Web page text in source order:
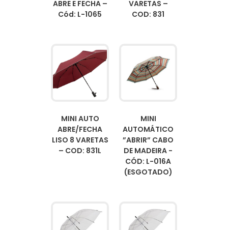
ABRE E FECHA –
Cód: L-1065
VARETAS –
COD: 831
MINI AUTO
ABRE/FECHA
LISO 8 VARETAS
– COD: 831L
MINI
AUTOMÁTICO
”ABRIR” CABO
DE MADEIRA -
CÓD: L-016A
(ESGOTADO)